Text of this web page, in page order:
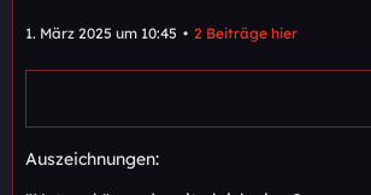
1. März 2025 um 10:45 2 Beiträge hier
Auszeichnungen: